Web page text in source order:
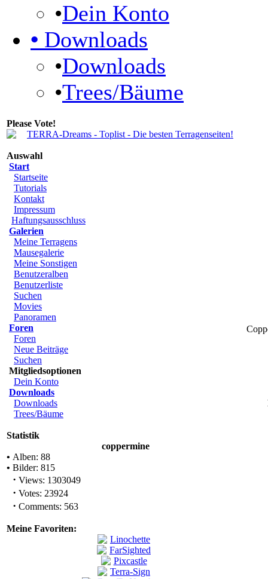
•Dein Konto
• Downloads
•Downloads
•Trees/Bäume
Please Vote!
Auswahl
Start
Startseite
Tutorials
Kontakt
Impressum
Haftungsausschluss
Galerien
Meine Terragens
Mausegalerie
Meine Sonstigen
Benutzeralben
Benutzerliste
Suchen
Movies
Panoramen
Foren
Foren
Neue Beiträge
Suchen
Mitgliedsoptionen
Dein Konto
Downloads
Downloads
Trees/Bäume
Statistik
coppermine
• Alben: 88
• Bilder: 815
· Views: 1303049
· Votes: 23924
· Comments: 563
Meine Favoriten: